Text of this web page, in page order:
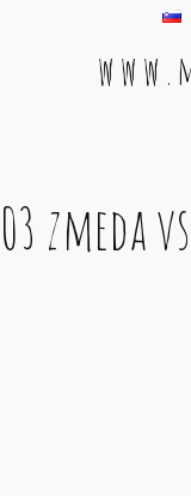
w w w .
Main
03 zmeda